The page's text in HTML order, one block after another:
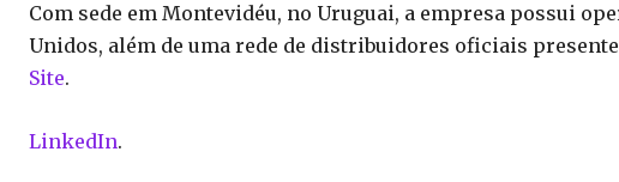
Com sede em Montevidéu, no Uruguai, a empresa possui
Unidos, além de uma rede de distribuidores oficiais
Site.
LinkedIn.